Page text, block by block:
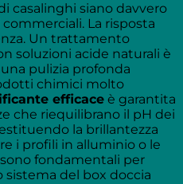
casalinghi siano davvero
La risposta
Un trattamento
soluzioni acide naturali è
pulizia profonda
chimici molto
efficace è garantita
che riequilibrano il pH dei
la brillantezza
i profili in alluminio o le
fondamentali per
sistema del box doccia